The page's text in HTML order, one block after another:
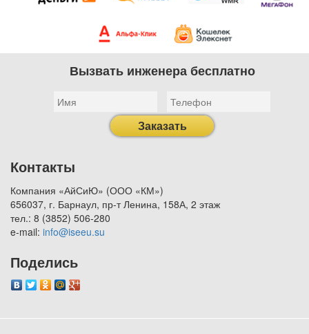
Вызвать инженера бесплатно
Заказать
Контакты
Компания «АйСиЮ» (ООО «КМ»)
656037, г. Барнаул, пр-т Ленина, 158А, 2 этаж
тел.: 8 (3852) 506-280
e-mail: info@iseeu.su
Поделись